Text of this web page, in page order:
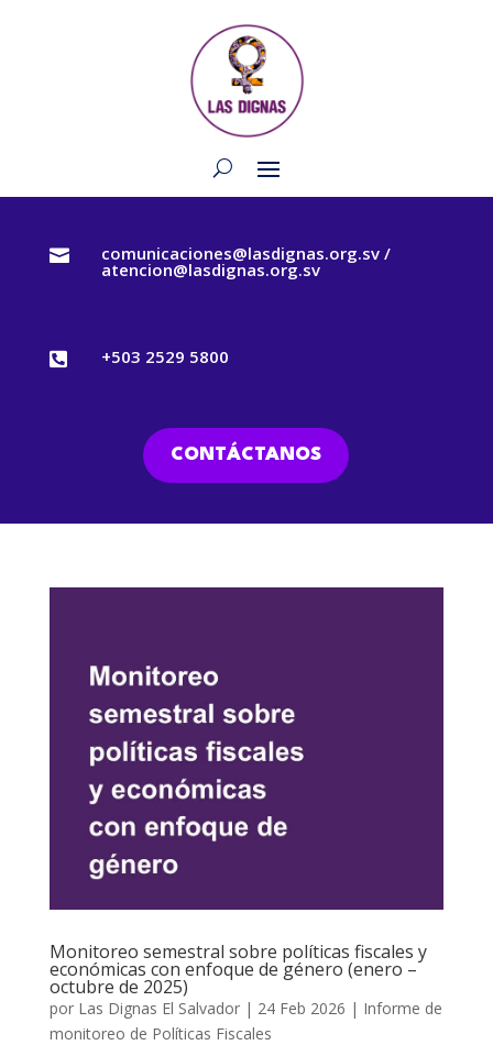
 comunicaciones@lasdignas.org.sv /
atencion@lasdignas.org.sv
 +503 2529 5800
CONTÁCTANOS
Monitoreo semestral sobre políticas fiscales y
económicas con enfoque de género (enero –
octubre de 2025)
por Las Dignas El Salvador| 24 Feb 2026 | Informe de
monitoreo de Políticas Fiscales